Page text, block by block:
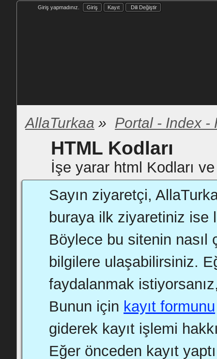
Giriş yapmadınız. Giriş Kayıt Dili Değiştir
AllaTurkaa » Portal - Index -
HTML Kodları
İşe yarar html Kodları
Sayın ziyaretçi,
buraya ilk ziyaretiniz ise
Böylece bu sitenin nasıl
bilgilere ulaşabilirsiniz.
faydalanmak
Bunun için kayıt formunu
giderek kayıt işlemi
Eğer önceden kayıt